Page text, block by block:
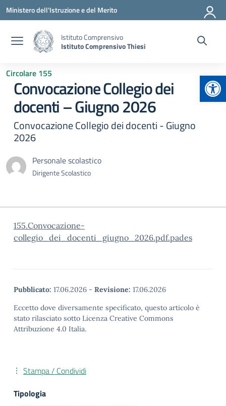
Vai ai contenuti
Vai al menu di navigazione
Vai al footer
Ministero dell'Istruzione e del Merito
Istituto Comprensivo
Istituto Comprensivo Thiesi
Circolare 155
Convocazione Collegio dei
docenti – Giugno 2026
Convocazione Collegio dei docenti - Giugno
2026
Personale scolastico
Dirigente Scolastico
155.Convocazione-
collegio_dei_docenti_giugno_2026.pdf.pades
Pubblicato: 17.06.2026 - Revisione: 17.06.2026
Eccetto dove diversamente specificato, questo articolo è
stato rilasciato sotto Licenza Creative Commons
Attribuzione 4.0 Italia.
Stampa / Condividi
Tipologia